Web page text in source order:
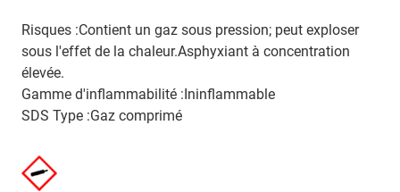
Risques :Contient un gaz sous pression; peut exploser
sous l'effet de la chaleur.Asphyxiant à concentration
élevée.
Gamme d'inflammabilité :Ininflammable
SDS Type :Gaz comprimé